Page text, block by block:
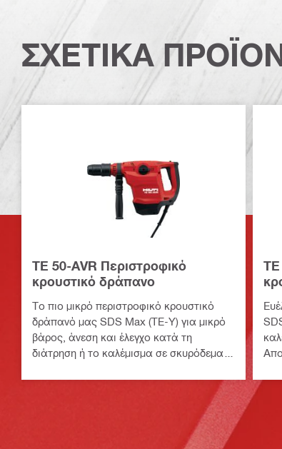
ΣΧΕΤΙΚΑ
TE 50-AVR Περιστροφικό
κρουστικό δράπανο
Το πιο μικρό περιστροφικό κρουστικό
δράπανό μας SDS Max (TE-Y) για μικρό
βάρος, άνεση και έλεγχο κατά τη
διάτρηση ή το καλέμισμα σε σκυρόδεμα,